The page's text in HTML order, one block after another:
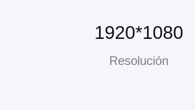
1920*1080
Resolución